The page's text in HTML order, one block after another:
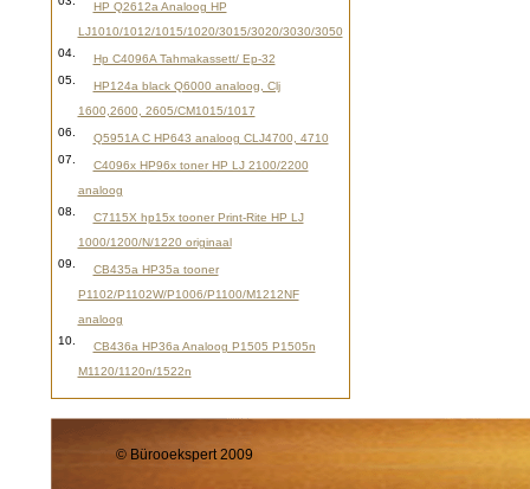
HP Q2612a Analoog HP
LJ1010/1012/1015/1020/3015/3020/3030/3050
04.
Hp C4096A Tahmakassett/ Ep-32
05.
HP124a black Q6000 analoog, Clj
1600,2600, 2605/CM1015/1017
06.
Q5951A C HP643 analoog CLJ4700, 4710
07.
C4096x HP96x toner HP LJ 2100/2200
analoog
08.
C7115X hp15x tooner Print-Rite HP LJ
1000/1200/N/1220 originaal
09.
CB435a HP35a tooner
P1102/P1102W/P1006/P1100/M1212NF
analoog
10.
CB436a HP36a Analoog P1505 P1505n
M1120/1120n/1522n
© Bürooekspert 2009